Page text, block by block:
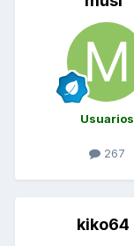
Usuarios
267
kiko64